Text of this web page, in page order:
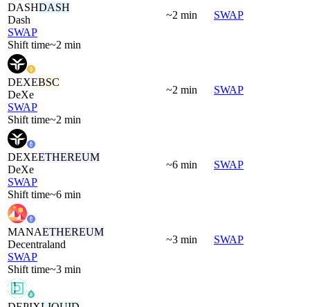
DASHDASH
Dash
SWAP
Shift time~2 min
~2 min SWAP
DEXEBSC
DeXe
SWAP
Shift time~2 min
~2 min SWAP
DEXEETHEREUM
DeXe
SWAP
Shift time~6 min
~6 min SWAP
MANAETHEREUM
Decentraland
SWAP
Shift time~3 min
~3 min SWAP